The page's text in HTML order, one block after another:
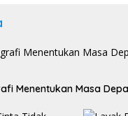
Menentukan Masa